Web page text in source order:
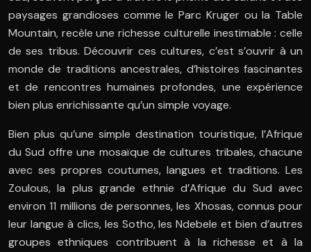
paysages grandioses comme le Parc Kruger ou la Table
Mountain, recèle une richesse culturelle inestimable : celle
de ses tribus. Découvrir ces cultures, c’est s’ouvrir à un
monde de traditions ancestrales, d’histoires fascinantes
et de rencontres humaines profondes, une expérience
bien plus enrichissante qu’un simple voyage.
Bien plus qu’une simple destination touristique, l’Afrique
du Sud offre une mosaïque de cultures tribales, chacune
avec ses propres coutumes, langues et traditions. Les
Zoulous, la plus grande ethnie d’Afrique du Sud avec
environ 11 millions de personnes, les Xhosas, connus pour
leur langue à clics, les Sotho, les Ndebele et bien d’autres
groupes ethniques contribuent à la richesse et à la